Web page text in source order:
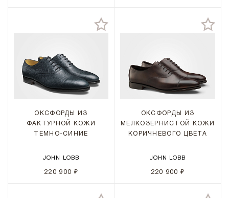
ОКСФОРДЫ ИЗ
ФАКТУРНОЙ КОЖИ
ТЕМНО-СИНИЕ
JOHN LOBB
220 900 ₽
ОКСФОРДЫ ИЗ
МЕЛКОЗЕРНИСТОЙ КОЖИ
КОРИЧНЕВОГО ЦВЕТА
JOHN LOBB
220 900 ₽